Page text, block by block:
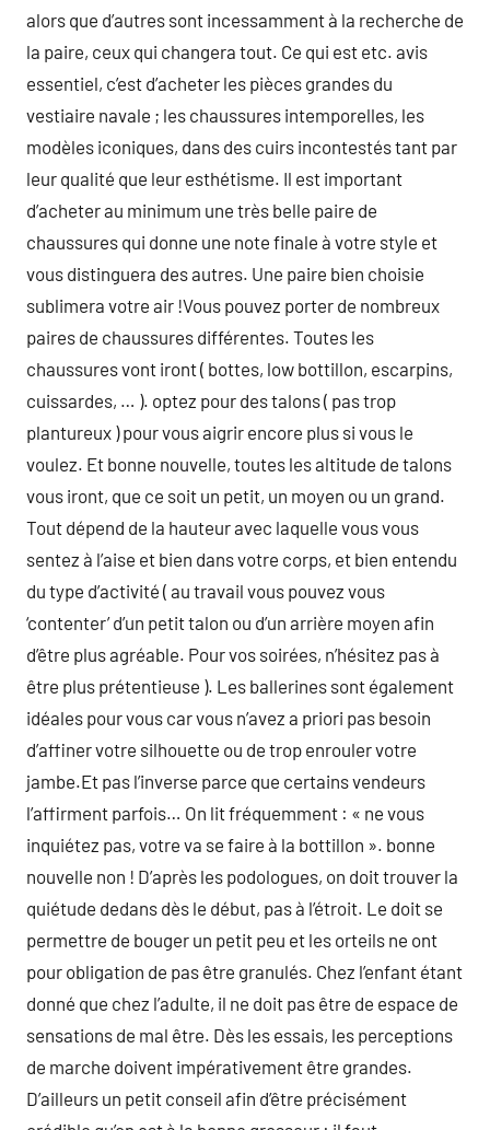
alors que d’autres sont incessamment à la recherche de
la paire, ceux qui changera tout. Ce qui est etc. avis
essentiel, c’est d’acheter les pièces grandes du
vestiaire navale ; les chaussures intemporelles, les
modèles iconiques, dans des cuirs incontestés tant par
leur qualité que leur esthétisme. Il est important
d’acheter au minimum une très belle paire de
chaussures qui donne une note finale à votre style et
vous distinguera des autres. Une paire bien choisie
sublimera votre air !Vous pouvez porter de nombreux
paires de chaussures différentes. Toutes les
chaussures vont iront ( bottes, low bottillon, escarpins,
cuissardes, … ). optez pour des talons ( pas trop
plantureux ) pour vous aigrir encore plus si vous le
voulez. Et bonne nouvelle, toutes les altitude de talons
vous iront, que ce soit un petit, un moyen ou un grand.
Tout dépend de la hauteur avec laquelle vous vous
sentez à l’aise et bien dans votre corps, et bien entendu
du type d’activité ( au travail vous pouvez vous
‘contenter’ d’un petit talon ou d’un arrière moyen afin
d’être plus agréable. Pour vos soirées, n’hésitez pas à
être plus prétentieuse ). Les ballerines sont également
idéales pour vous car vous n’avez a priori pas besoin
d’affiner votre silhouette ou de trop enrouler votre
jambe.Et pas l’inverse parce que certains vendeurs
l’affirment parfois… On lit fréquemment : « ne vous
inquiétez pas, votre va se faire à la bottillon ». bonne
nouvelle non ! D’après les podologues, on doit trouver la
quiétude dedans dès le début, pas à l’étroit. Le doit se
permettre de bouger un petit peu et les orteils ne ont
pour obligation de pas être granulés. Chez l’enfant étant
donné que chez l’adulte, il ne doit pas être de espace de
sensations de mal être. Dès les essais, les perceptions
de marche doivent impérativement être grandes.
D’ailleurs un petit conseil afin d’être précisément